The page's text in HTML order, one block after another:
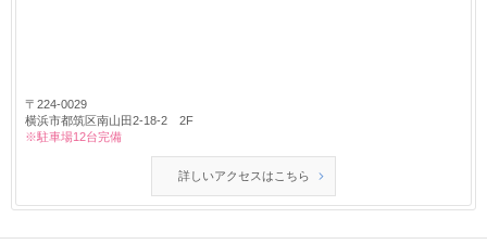
〒224-0029
横浜市都筑区南山田2-18-2 2F
※駐車場12台完備
詳しいアクセスはこちら